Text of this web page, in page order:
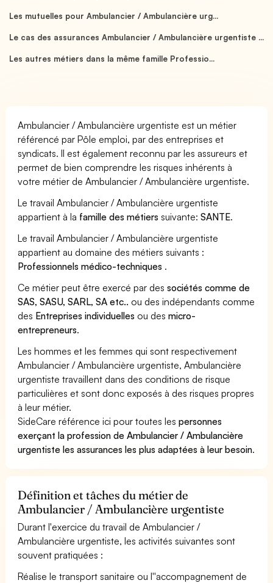
Les mutuelles pour Ambulancier / Ambulancière urg...
Le cas des assurances Ambulancier / Ambulancière urgentiste ...
Les autres métiers dans la même famille Professio...
Ambulancier / Ambulancière urgentiste est un métier
référencé par Pôle emploi, par des entreprises et
syndicats. Il est également reconnu par les assureurs et
permet de bien comprendre les risques inhérents à
votre métier de Ambulancier / Ambulancière urgentiste.
Le travail Ambulancier / Ambulancière urgentiste
appartient à la famille des métiers suivante:SANTE.
Le travail Ambulancier / Ambulancière urgentiste
appartient au domaine des métiers suivants :
Professionnels médico-techniques .
Ce métier peut être exercé par dessociétés comme de
SAS, SASU, SARL, SA etc.. ou des indépendants comme
des Entreprises individuelles ou desmicro-
entrepreneurs.
Les hommes et les femmes qui sont respectivement
Ambulancier / Ambulancière urgentiste, Ambulancière
urgentiste travaillent dans des conditions de risque
particulières et sont donc exposés à des risques propres
à leur métier.
SideCare référence ici pour toutes lespersonnes
exerçant la profession de Ambulancier / Ambulancière
urgentiste les assurances les plus adaptées à leur besoin.
Définition et tâches du métier de
Ambulancier / Ambulancière urgentiste
Durant l'exercice du travail de Ambulancier /
Ambulancière urgentiste, les activités suivantes sont
souvent pratiquées :
Réalise le transport sanitaire ou l''accompagnement de